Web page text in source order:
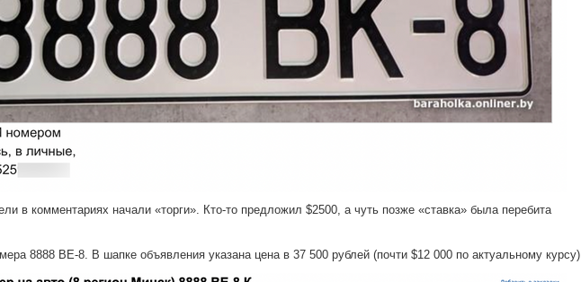
в комментариях начали «торги». Кто-то предложил $2500, а чуть позже «ставка» была перебита
8888 ВЕ-8. В шапке объявления указана цена в 37 500 рублей (почти $12 000 по актуальному курсу).